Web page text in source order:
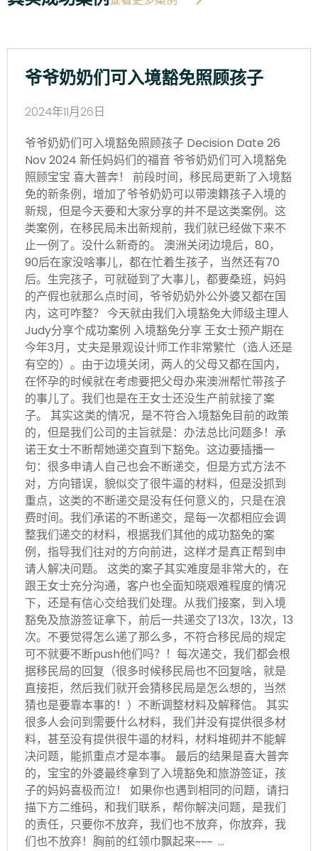
爷爷奶奶们可入境豁免照顾孩子
2024年11月26日
爷爷奶奶们可入境豁免照顾孩子 Decision Date 26
Nov 2024 新任妈妈们的福音 爷爷奶奶们可入境豁免
照顾宝宝 喜大普奔！ 前段时间，移民局更新了入境豁
免的新条例，增加了爷爷奶奶可以带澳籍孩子入境的
新规，但是今天要和大家分享的并不是这类案例。这
类案例，在移民局未出新规前，我们就已经做下来不
止一例了。没什么新奇的。 澳洲关闭边境后，80，
90后在家没啥事儿，都在忙着生孩子，当然还有70
后。生完孩子，可就碰到了大事儿，都要桑班，妈妈
的产假也就那么点时间，爷爷奶奶外公外婆又都在国
内，这可咋整？ 今天就由我们入境豁免大师级主理人
Judy分享个成功案例 入境豁免分享 王女士预产期在
今年3月，丈夫是景观设计师工作非常繁忙（造人还是
有空的）。由于边境关闭，两人的父母又都在国内，
在怀孕的时候就在考虑要把父母办来澳洲帮忙带孩子
的事儿了。我们也是在王女士还没生产前就接了案
子。 其实这类的情况，是不符合入境豁免目前的政策
的，但是我们公司的主旨就是：办法总比问题多！承
诺王女士不断帮她递交直到下豁免。这边要插播一
句：很多申请人自己也会不断递交，但是方式方法不
对，方向错误，貌似交了很牛逼的材料，但是没抓到
重点，这类的不断递交是没有任何意义的，只是在浪
费时间。我们承诺的不断递交，是每一次都相应会调
整我们递交的材料，根据我们其他的成功豁免的案
例，指导我们往对的方向前进，这样才是真正帮到申
请人解决问题。 这类的案子其实难度是非常大的，在
跟王女士充分沟通，客户也全面知晓艰难程度的情况
下，还是有信心交给我们处理。从我们接案，到入境
豁免及旅游签证拿下，前后一共递交了13次，13次，13
次。不要觉得怎么递了那么多，不符合移民局的规定
可不就要不断push他们吗？！每次递交，我们都会根
据移民局的回复（很多时候移民局也不回复啥，就是
直接拒，然后我们就开会猜移民局是怎么想的，当然
猜也是要靠本事的！）不断调整材料及解释信。 其实
很多人会问到需要什么材料，我们并没有提供很多材
料，甚至没有提供很牛逼的材料，材料堆砌并不能解
决问题，能抓重点才是本事。 最后的结果是喜大普奔
的，宝宝的外婆最终拿到了入境豁免和旅游签证，孩
子的妈妈喜极而泣！ 如果你也遇到相同的问题，请扫
描下方二维码，和我们联系，帮你解决问题，是我们
的责任，只要你不放弃，我们也不放弃，你放弃，我
们也不放弃！胸前的红领巾飘起来~~~ …